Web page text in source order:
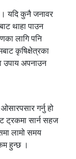
। यदि कुनै जनावर
थाहा पाउन
लागि पनि
कृषिक्षेत्रका
उपाय अपनाउन
गर्नु हो
ट्रकमा सार्न सहज
लामो समय
हुन्छ ।